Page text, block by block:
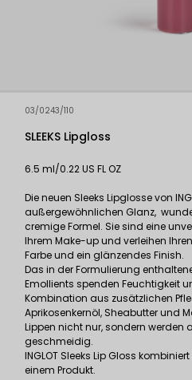
03/0243/110
SLEEKS Lipgloss
6.5 ml/0.22 US FL OZ
Die neuen Sleeks Lipglosse von
außergewöhnlichen Glanz,
cremige Formel. Sie sind eine
Ihrem Make-up und verleihen
Farbe und ein glänzendes Finish.
Das in der Formulierung
Emollients spenden Feuchtigkeit
Kombination aus zusätzlichen
Aprikosenkernöl, Sheabutter und
Lippen nicht nur, sondern werden
geschmeidig.
INGLOT Sleeks Lip Gloss
einem Produkt.